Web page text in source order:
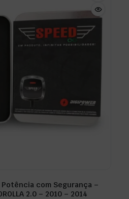
com Segurança –
2.0 – 2010 – 2014